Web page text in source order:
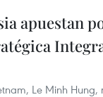
apuestan
Le Minh